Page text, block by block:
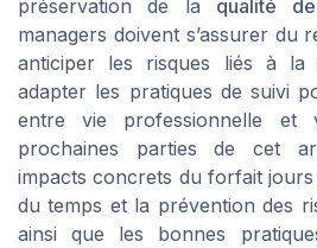
préservation de la qualité
managers doivent s’assurer du
anticiper les risques liés à
adapter les pratiques de suivi
entre vie professionnelle et
prochaines parties de cet
impacts concrets du forfait
du temps et la prévention des
ainsi que les bonnes